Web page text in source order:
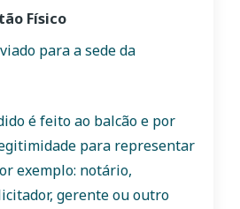
Físico
para a sede da
é feito ao balcão e por
para representar
exemplo: notário,
gerente ou outro